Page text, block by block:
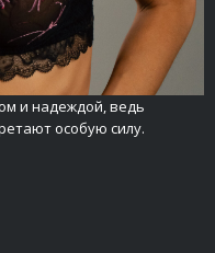
и надеждой, ведь
особую силу.